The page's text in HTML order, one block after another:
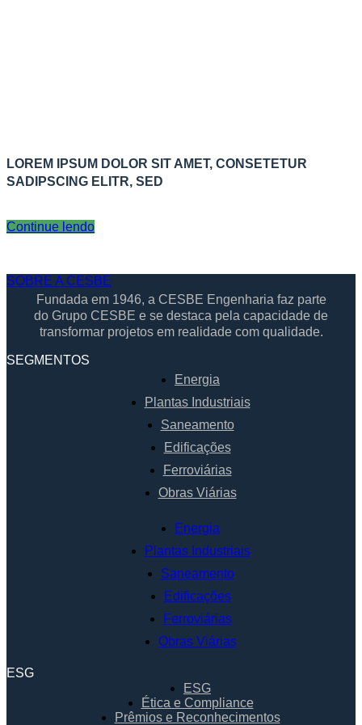
LOREM IPSUM DOLOR SIT AMET, CONSETETUR
SADIPSCING ELITR, SED
Continue lendo
SOBRE A CESBE
Fundada em 1946, a CESBE Engenharia faz parte
do Grupo CESBE e se destaca pela capacidade de
transformar projetos em realidade com qualidade.
SEGMENTOS
Energia
Plantas Industriais
Saneamento
Edificações
Ferroviárias
Obras Viárias
Energia
Plantas Industriais
Saneamento
Edificações
Ferroviárias
Obras Viárias
ESG
ESG
Ética e Compliance
Prêmios e Reconhecimentos